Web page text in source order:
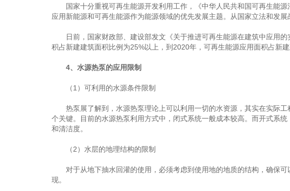
国家十分重视可再生能源开发利用工作，《中华人民共和国可再生能源
应用新能源和可再生能源作为能源领域的优先发展主题。从国家立法和发
日前，国家财政部、建设部发文《关于推进可再生能源在建筑中应用的
积占新建建筑面积比例为25%以上，到2020年，可再生能源应用面积占新
4、水源热泵的应用限制
（1）可利用的水源条件限制
热泵展了解到，水源热泵理论上可以利用一切的水资源，其实在实际工
个关键。目前的水源热泵利用方式中，闭式系统一般成本较高。而开式系
和清洁度。
（2）水层的地理结构的限制
对于从地下抽水回灌的使用，必须考虑到使用地的地质的结构，确保可
现。